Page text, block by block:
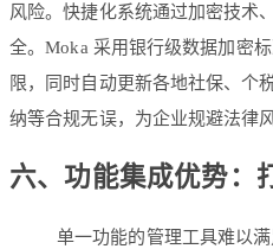
风险。快捷化系统通过加密技术
全。Moka 采用银行级数据加密
限，同时自动更新各地社保、个
纳等合规无误，为企业规避法律风
六、功能集成优势：
单一功能的管理工具难以